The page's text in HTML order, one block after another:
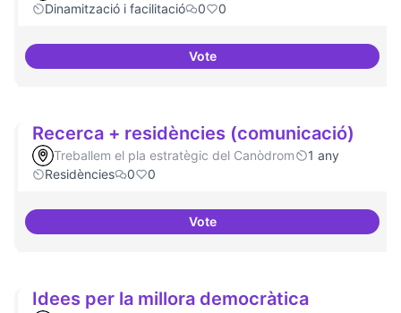
Dinamització i facilitació
0 0
VoteRelatoria col·laborativa
Recerca + residències (comunicació)
Treballem el pla estratègic del Canòdrom
1 any
Residències
0 0
VoteRecerca + residències
Idees per la millora democràtica